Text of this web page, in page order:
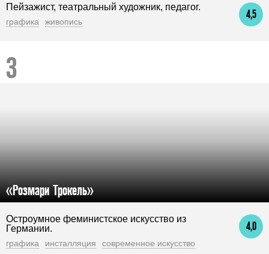
4,5
Пейзажист, театральный художник, педагог.
графика живопись
«Розмари Трокель»
4,0
Остроумное феминистское искусство из
Германии.
графика инсталляция современное искусство